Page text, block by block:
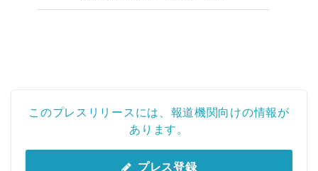
このプレスリリースには、報道機関向けの情報が
あります。
プレス登録